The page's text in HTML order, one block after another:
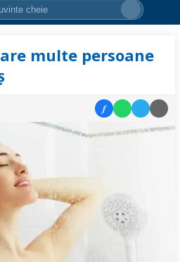
multe persoane
f